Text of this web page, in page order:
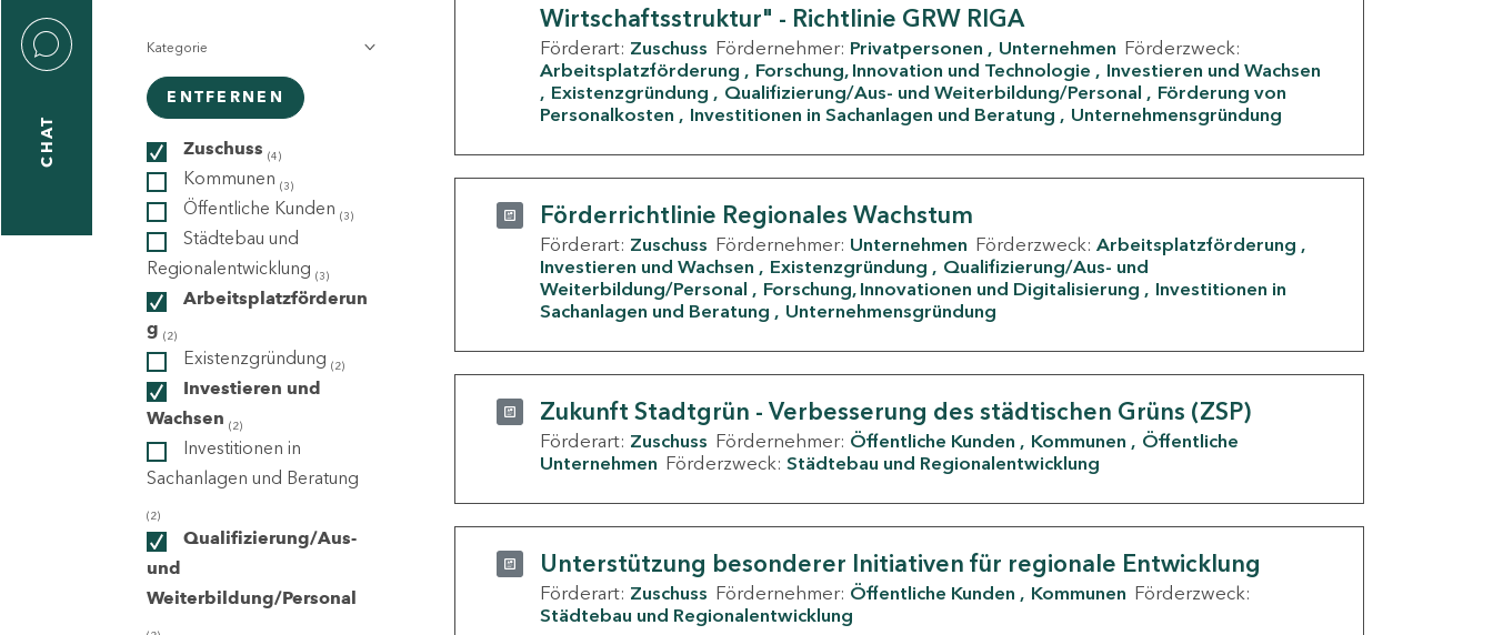
CHAT
Kategorie
ENTFERNEN
Zuschuss (4)
Kommunen (3)
Öffentliche Kunden (3)
Städtebau und
Regionalentwicklung (3)
Arbeitsplatzförderun
g (2)
Existenzgründung (2)
Investieren und
Wachsen (2)
Investitionen in
Sachanlagen und Beratung
(2)
Qualifizierung/Aus-
und
Weiterbildung/Personal
Wirtschaftsstruktur" - Richtlinie GRW RIGA
Förderart: Zuschuss Fördernehmer: Privatpersonen Unternehmen Förderzweck:
Arbeitsplatzförderung
Forschung, Innovation und Technologie
Investieren und Wachsen
Existenzgründung
Qualifizierung/Aus- und Weiterbildung/Personal
Förderung von
Personalkosten
Investitionen in Sachanlagen und Beratung Unternehmensgründung
Förderrichtlinie Regionales Wachstum
Förderart: Zuschuss Fördernehmer: Unternehmen Förderzweck: Arbeitsplatzförderung
Investieren und Wachsen
Existenzgründung
Qualifizierung/Aus- und
Weiterbildung/Personal
Forschung, Innovationen und Digitalisierung
Investitionen in
Sachanlagen und Beratung
Unternehmensgründung
Zukunft Stadtgrün - Verbesserung des städtischen Grüns (ZSP)
Förderart: Zuschuss Fördernehmer: Öffentliche Kunden Kommunen
Öffentliche
Unternehmen Förderzweck: Städtebau und Regionalentwicklung
Unterstützung besonderer Initiativen für regionale Entwicklung
Förderart: Zuschuss Fördernehmer: Öffentliche Kunden Kommunen Förderzweck:
Städtebau und Regionalentwicklung